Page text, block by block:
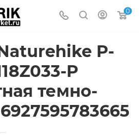
0
P-
P
темно-